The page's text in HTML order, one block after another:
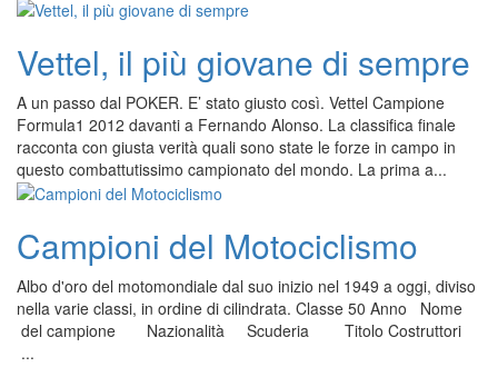
Vettel, il più giovane di sempre
A un passo dal POKER. E’ stato giusto così. Vettel Campione
Formula1 2012 davanti a Fernando Alonso. La classifica finale
racconta con giusta verità quali sono state le forze in campo in
questo combattutissimo campionato del mondo. La prima a...
Campioni del Motociclismo
Albo d'oro del motomondiale dal suo inizio nel 1949 a oggi, diviso
nella varie classi, in ordine di cilindrata. Classe 50 Anno Nome
del campione Nazionalità Scuderia Titolo Costruttori
...